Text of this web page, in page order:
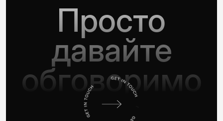
Просто
давайте
обговоримо